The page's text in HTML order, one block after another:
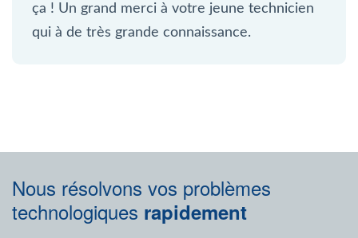
ça ! Un grand merci à votre jeune technicien
qui à de très grande connaissance.
Nous résolvons vos problèmes
technologiques rapidement